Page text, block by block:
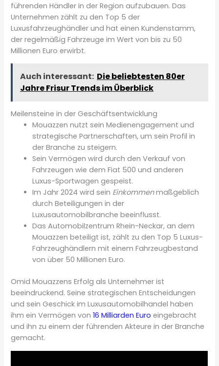
führenden Händler in der Region aufzubauen. Das
Unternehmen zählt zu den Top 5 der
Luxusfahrzeughändler und hat einen Kundenstamm,
der regelmäßig Fahrzeuge im Wert von bis zu 50
Millionen Euro erwirbt.
Auch interessant: Die beliebtesten 80er
Jahre Frisur Trends im Überblick
Meilensteine in der Geschäftsentwicklung
Mouazzen nutzt sein Medienengagement und
strategische Partnerschaften, um sein Profil in
der Branche zu steigern.
Sein Vermögen wird durch den Verkauf von
Fahrzeugen wie dem Fiat 500 und anderen
Luxus-Sportwagen gespeist.
Im Jahr 2024 wird sein Einkommenmaßgeblich
durch Beteiligungen in der
Luxusautomobilbranche beeinflusst.
Das Automobilzentrum Rhein-Neckar, an dem
Mouazzen beteiligt ist, zählt zu den Top 5 Luxus-
Fahrzeughändlern mit einem Fahrzeugbestand
von über 50 Millionen Euro.
Omid Mouazzens Erfolg als Unternehmer ist
beeindruckend. Seine strategischen Entscheidungen
und sein Geschick im Luxusautomobilhandel haben
ihm ein Vermögen von16 Milliarden Euro eingebracht
und ihn zu einem der führenden Akteure in der Branche
gemacht.